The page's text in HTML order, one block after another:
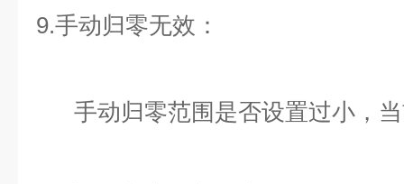
9.手动归零无效：
手动归零范围是否设置过小，当